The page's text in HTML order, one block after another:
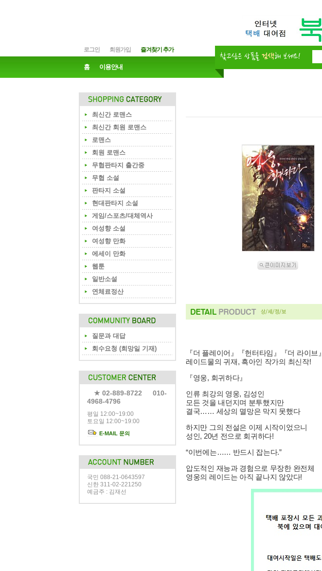
로그인 회원가입 즐겨찾기 추가
홈 이용안내
최신간 로맨스
최신간 회원 로맨스
로맨스
회원 로맨스
무협판타지 출간중
무협 소설
판타지 소설
현대판타지 소설
게임/스포츠/대체역사
여성향 소설
여성향 만화
에세이 만화
웹툰
일반소설
연체료정산
질문과 대답
회수요청 (희망일 기재)
★ 02-889-8722 010-
4968-4796
평일 12:00~19:00
토요일 12:00~19:00
E-MAIL 문의
국민 088-21-0643597
신한 311-02-221250
예금주 : 김재선
『더 플레이어』『헌터타임』『더 라이브』
레이드물의 귀재, 흑아인 작가의 최신작!
『영웅, 회귀하다』
인류 최강의 영웅, 김성인
모든 것을 내던지며 분투했지만
결국…… 세상의 멸망은 막지 못했다
하지만 그의 전설은 이제 시작이었으니
성인, 20년 전으로 회귀하다!
“이번에는…… 반드시 잡는다.”
압도적인 재능과 경험으로 무장한 완전체
영웅의 레이드는 아직 끝나지 않았다!